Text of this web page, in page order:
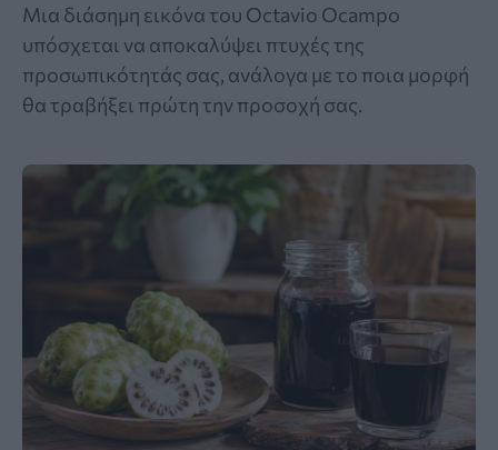
Μια διάσημη εικόνα του Octavio Ocampo
υπόσχεται να αποκαλύψει πτυχές της
προσωπικότητάς σας, ανάλογα με το ποια μορφή
θα τραβήξει πρώτη την προσοχή σας.